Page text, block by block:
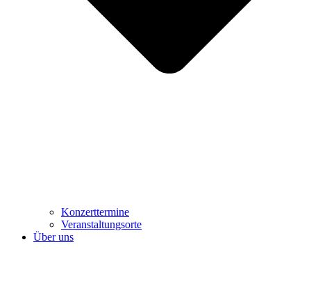
Konzerttermine
Veranstaltungsorte
Über uns